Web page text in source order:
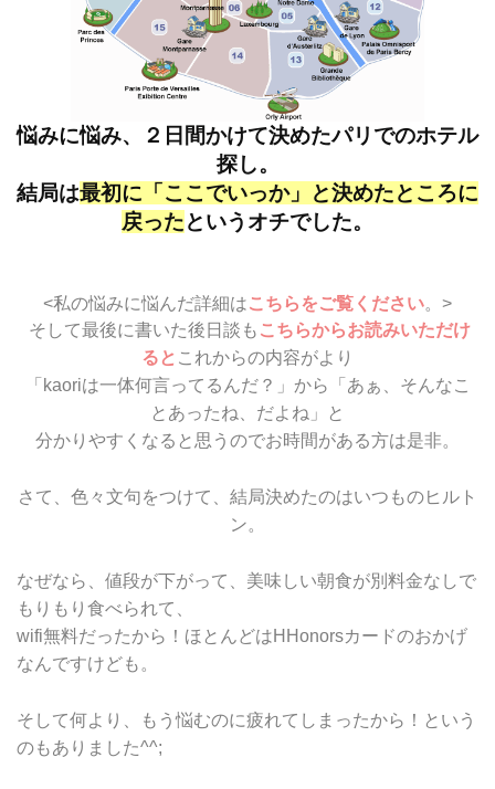
悩みに悩み、２日間かけて決めたパリでのホテル
探し。
結局は最初に「ここでいっか」と決めたところに
戻ったというオチでした。
<私の悩みに悩んだ詳細はこちらをご覧ください。>
そして最後に書いた後日談も こちらからお読みいただけ
ると これからの内容がより
「kaoriは一体何言ってるんだ？」から「あぁ、そんなこ
とあったね、だよね」と
分かりやすくなると思うのでお時間がある方は是非。
さて、色々文句をつけて、結局決めたのはいつものヒルト
ン。
なぜなら、値段が下がって、美味しい朝食が別料金なしで
もりもり食べられて、
wifi無料だったから！ほとんどはHHonorsカードのおかげ
なんですけども。
そして何より、もう悩むのに疲れてしまったから！という
のもありました^^;